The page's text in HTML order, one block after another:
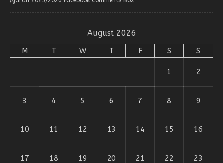
August 2026
M T W T F S S
1 2
3 4 5 6 7 8 9
10 11 12 13 14 15 16
17 18 19 20 21 22 23